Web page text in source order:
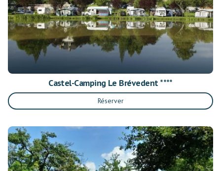
Castel-Camping Le Brévedent ****
Réserver